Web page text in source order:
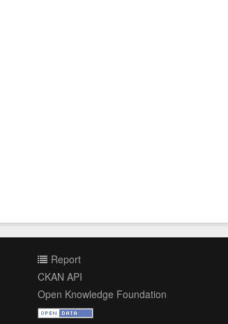
Report
CKAN API
Open Knowledge Foundation